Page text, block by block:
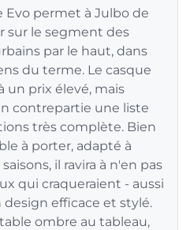
Evo permet à Julbo de
sur le segment des
par le haut, dans
du terme. Le casque
un prix élevé, mais
contrepartie une liste
très complète. Bien
à porter, adapté à
il ravira à n'en pas
qui craqueraient - aussi
design efficace et stylé.
ombre au tableau,